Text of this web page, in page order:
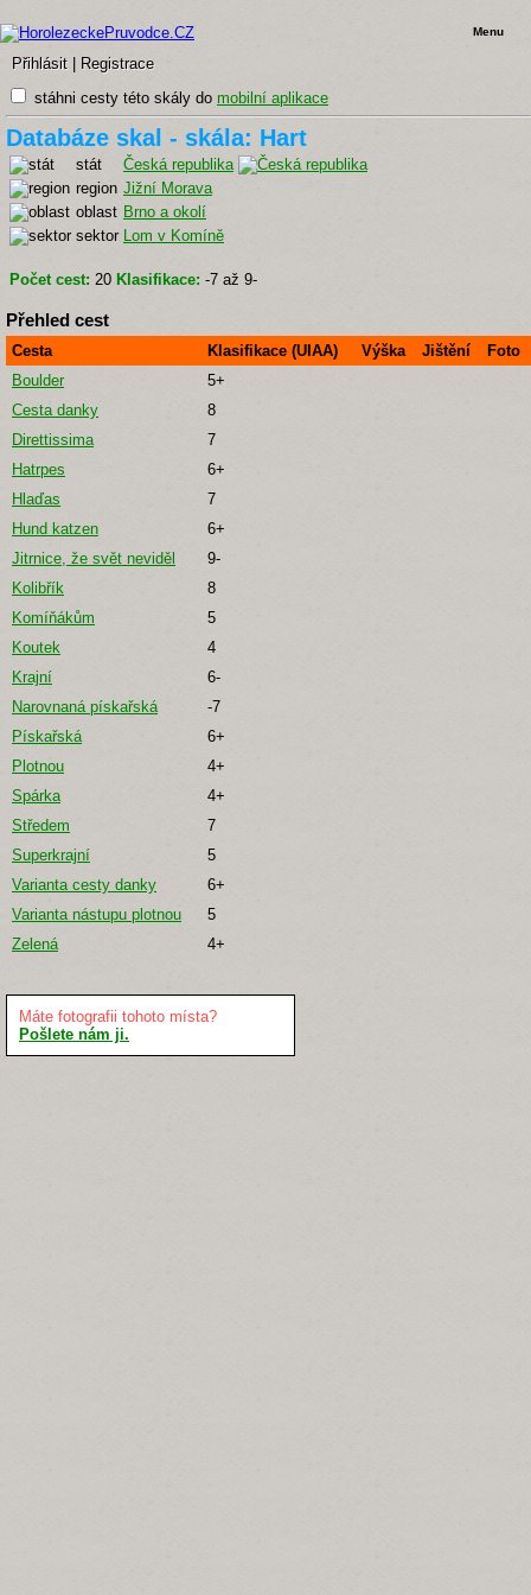
Přihlásit Registrace
Menu
stáhni cesty této skály do mobilní aplikace
Databáze skal - skála: Hart
stát
Česká republika
region Jižní Morava
oblast Brno a okolí
sektor Lom v Komíně
Počet cest: 20 Klasifikace: -7 až 9-
Přehled cest
Cesta Klasifikace (UIAA) Výška Jištění
Foto
Boulder
5+
Cesta danky
8
Direttissima
7
Hatrpes
6+
Hlaďas
7
Hund katzen
6+
Jitrnice, že svět neviděl
9-
Kolibřík
8
Komíňákům
5
Koutek
4
Krajní
6-
Narovnaná pískařská
-7
Pískařská
6+
Plotnou
4+
Spárka
4+
Středem
7
Superkrajní
5
Varianta cesty danky
6+
Varianta nástupu plotnou
5
Zelená
4+
Máte fotografii tohoto místa?
Pošlete nám ji.